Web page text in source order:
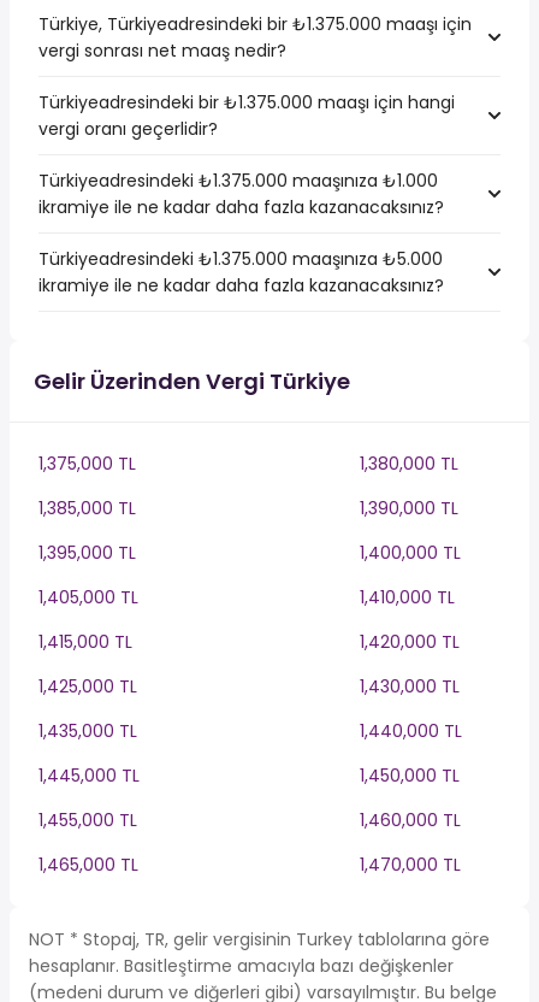
Türkiye, Türkiyeadresindeki bir ₺1.375.000 maaşı için
vergi sonrası net maaş nedir?
Türkiyeadresindeki bir ₺1.375.000 maaşı için hangi
vergi oranı geçerlidir?
Türkiyeadresindeki ₺1.375.000 maaşınıza ₺1.000
ikramiye ile ne kadar daha fazla kazanacaksınız?
Türkiyeadresindeki ₺1.375.000 maaşınıza ₺5.000
ikramiye ile ne kadar daha fazla kazanacaksınız?
Gelir Üzerinden Vergi Türkiye
1,375,000 TL
1,380,000 TL
1,385,000 TL
1,390,000 TL
1,395,000 TL
1,400,000 TL
1,405,000 TL
1,410,000 TL
1,415,000 TL
1,420,000 TL
1,425,000 TL
1,430,000 TL
1,435,000 TL
1,440,000 TL
1,445,000 TL
1,450,000 TL
1,455,000 TL
1,460,000 TL
1,465,000 TL
1,470,000 TL
NOT * Stopaj, TR, gelir vergisinin Turkey tablolarına göre
hesaplanır. Basitleştirme amacıyla bazı değişkenler
(medeni durum ve diğerleri gibi) varsayılmıştır. Bu belge